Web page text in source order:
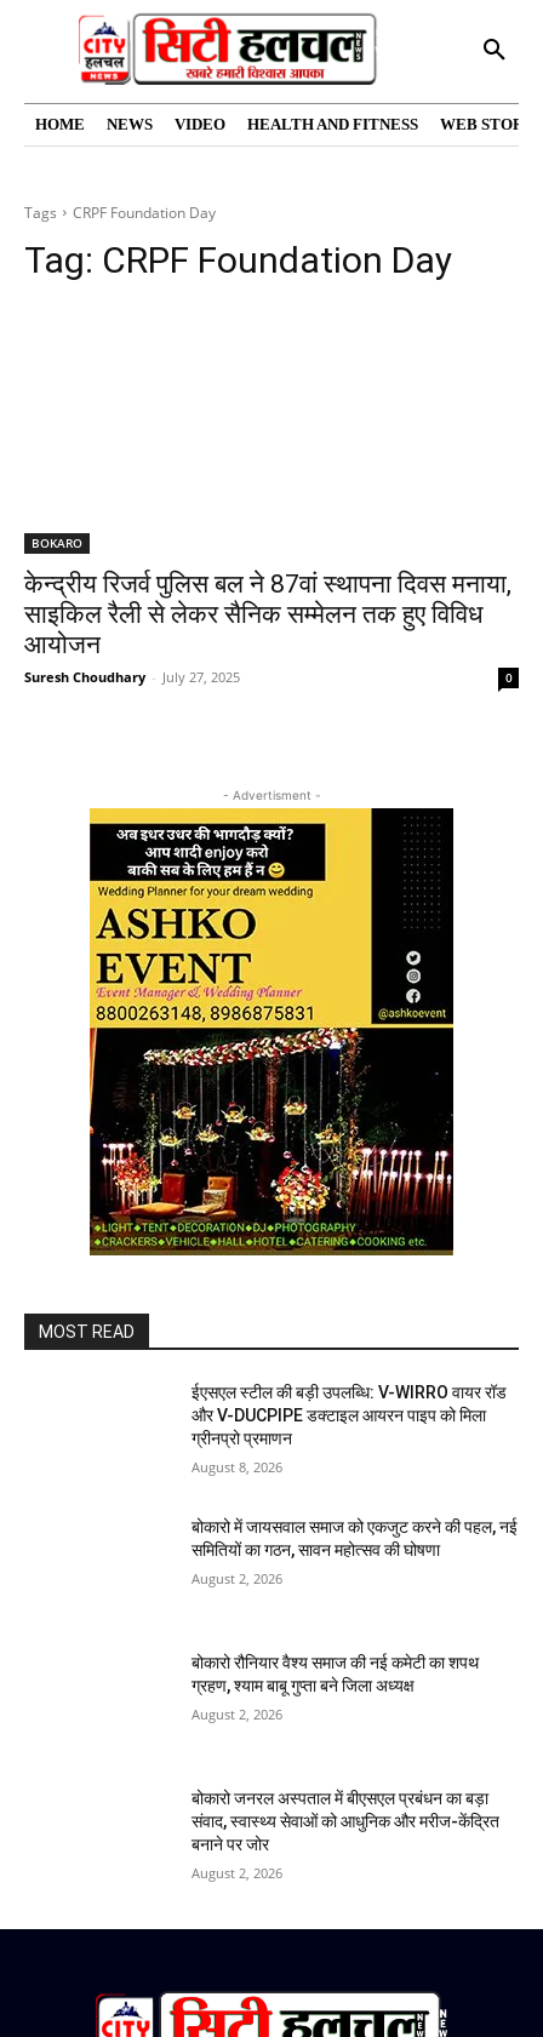
HOME NEWS VIDEO HEALTH AND FITNESS WEB
Tags CRPF Foundation Day
Tag: CRPF Foundation Day
BOKARO
केन्द्रीय रिजर्व पुलिस बल ने 87वां स्थापना दिवस मनाया,
साइकिल रैली से लेकर सैनिक सम्मेलन तक हुए विविध
आयोजन
Suresh Choudhary - July 27, 2025 0
- Advertisment -
MOST READ
ईएसएल स्टील की बड़ी उपलब्धि: V-WIRRO वायर रॉड
और V-DUCPIPE डक्टाइल आयरन पाइप को मिला
ग्रीनप्रो प्रमाणन
August 8, 2026
बोकारो में जायसवाल समाज को एकजुट करने की पहल, नई
समितियों का गठन, सावन महोत्सव की घोषणा
August 2, 2026
बोकारो रौनियार वैश्य समाज की नई कमेटी का शपथ
ग्रहण, श्याम बाबू गुप्ता बने जिला अध्यक्ष
August 2, 2026
बोकारो जनरल अस्पताल में बीएसएल प्रबंधन का बड़ा
संवाद, स्वास्थ्य सेवाओं को आधुनिक और मरीज-केंद्रित
बनाने पर जोर
August 2, 2026